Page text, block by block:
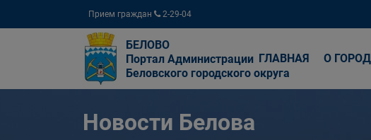
Прием граждан 2-29-04
БЕЛОВО
Портал Администрации
Беловского городского округа
ГЛАВНАЯ О
Новости Белова